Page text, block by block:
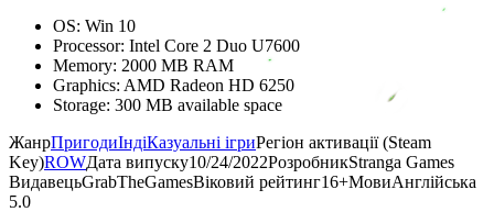
OS: Win 10
Processor: Intel Core 2 Duo U7600
Memory: 2000 MB RAM
Graphics: AMD Radeon HD 6250
Storage: 300 MB available space
ЖанрПригодиІндіКазуальні ігриРегіон активації (Steam
Key)ROWДата випуску10/24/2022РозробникStranga Games
ВидавецьGrabTheGamesВіковий рейтинг16+МовиАнглійська
5.0